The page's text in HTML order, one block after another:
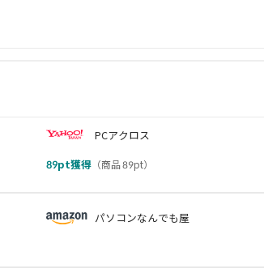
PCアクロス
89pt獲得 （商品 89pt）
パソコンなんでも屋